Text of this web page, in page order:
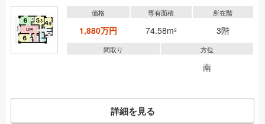
価格
1,880万円
専有面積
74.58m2
所在階
3階
間取り 方位
南
詳細を見る